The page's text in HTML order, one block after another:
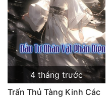
4 tháng trước
Trấn Thủ Tàng Kinh Các